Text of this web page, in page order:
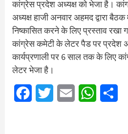
कांग्रेस प्रदेश अध्यक्ष को भेजा है।
अध्यक्ष हाजी अनवार अहमद द्वारा
निष्कासित करने के लिए प्रस्ताव रखा
कांग्रेस कमेटी के लेटर पैड पर प्रदेश
कार्यप्रणाली पर 6 साल तक के लिए
लेटर भेजा है।
FacebookTwitter Email WhatsApp